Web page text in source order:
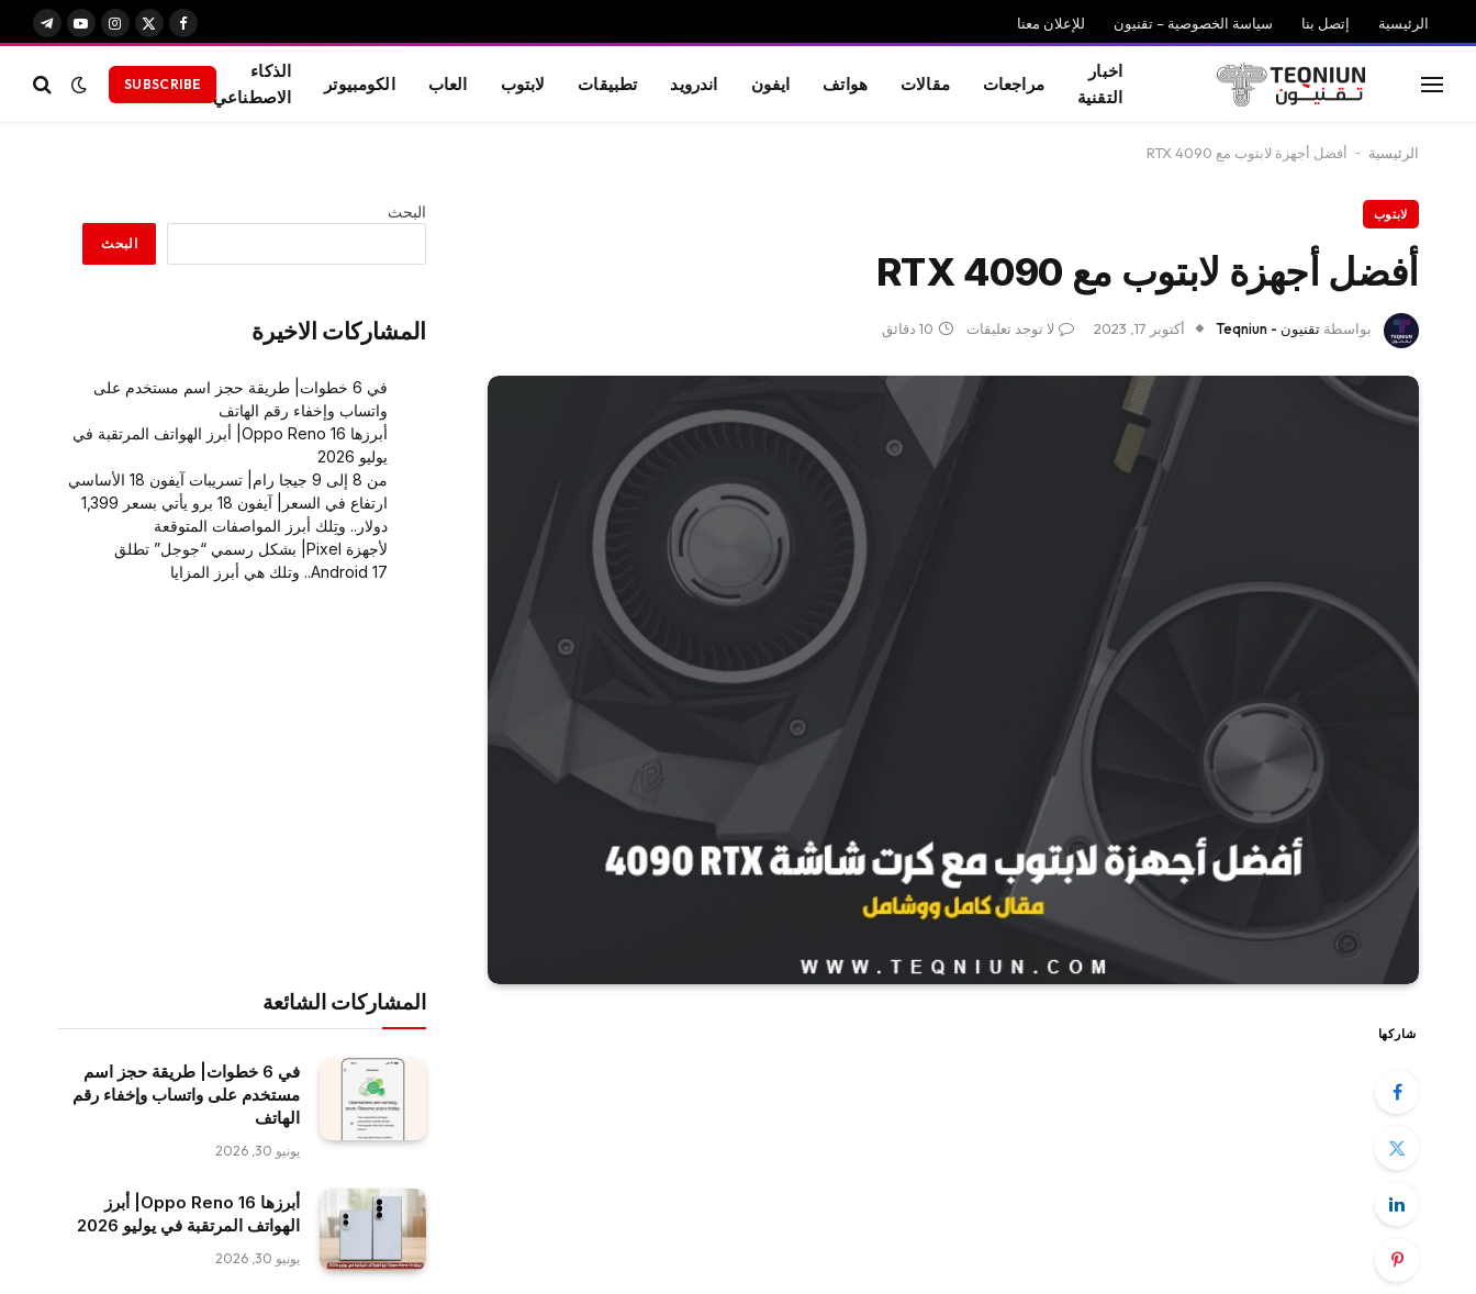
الرئيسية إتصل بنا سياسة الخصوصية – تقنيون للإعلان معنا
فيسبوك
X
الانستغرام
يوتيوبتيلقرام
اخبار
التقنية
مراجعات مقالات هواتف ايفون اندرويد تطبيقات لابتوب العاب الكومبيوتر
الذكاء
الاصطناعي
SUBSCRIBE
الرئيسية - أفضل أجهزة لابتوب مع RTX 4090
لابتوب
أفضل أجهزة لابتوب مع RTX 4090
بواسطة تقنيون - Teqniun أكتوبر 17, 2023 لا توجد تعليقات 10 دقائق
شاركها
البحث
البحث
المشاركات الاخيرة
في 6 خطوات| طريقة حجز اسم مستخدم على
واتساب وإخفاء رقم الهاتف
أبرزها Oppo Reno 16| أبرز الهواتف المرتقبة في
يوليو 2026
من 8 إلى 9 جيجا رام| تسريبات آيفون 18 الأساسي
ارتفاع في السعر| آيفون 18 برو يأتي بسعر 1,399
دولار.. وتِلك أبرز المواصفات المتوقعة
لأجهزة Pixel| بشكل رسمي “جوجل” تطلق
Android 17.. وتلك هي أبرز المزايا
المشاركات الشائعة
في 6 خطوات| طريقة حجز اسم
مستخدم على واتساب وإخفاء رقم
الهاتف
يونيو 30, 2026
أبرزها Oppo Reno 16| أبرز
الهواتف المرتقبة في يوليو 2026
يونيو 30, 2026